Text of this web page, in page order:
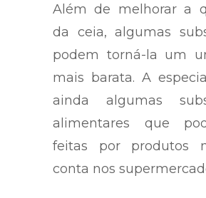
Além de melhorar a
da ceia, algumas
podem torná-la um
mais barata. A
ainda algumas
alimentares que
feitas por produtos
conta nos